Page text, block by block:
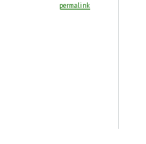
permalink